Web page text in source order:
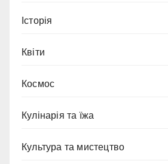
Історія
Квіти
Космос
Кулінарія та їжа
Культура та мистецтво